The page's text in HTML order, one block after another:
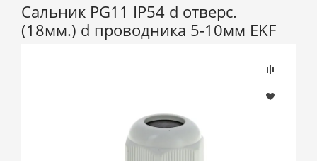
Сальник PG11 IP54 d отверс.
(18мм.) d проводника 5-10мм EKF